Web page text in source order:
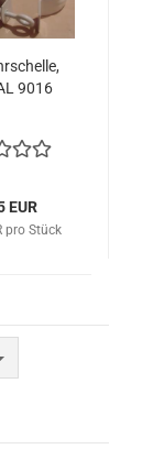
9016
EUR
pro Stück